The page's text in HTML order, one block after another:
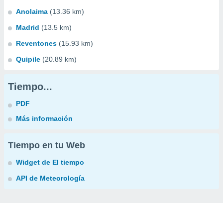
Anolaima (13.36 km)
Madrid (13.5 km)
Reventones (15.93 km)
Quipile (20.89 km)
Tiempo...
PDF
Más información
Tiempo en tu Web
Widget de El tiempo
API de Meteorología